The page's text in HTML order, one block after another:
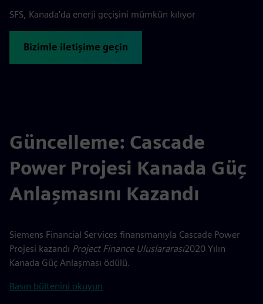
SFS, Kanada'da enerji geçişini mümkün kılıyor
Bizimle iletişime geçin
Güncelleme: Cascade
Power Projesi Kanada Güç
Anlaşmasını Kazandı
Siemens Financial Services finansmanıyla Cascade Power
Projesi kazandı Project Finance Uluslararası2020 Yılın
Kanada Güç Anlaşması ödülü.
Basın bültenini okuyun